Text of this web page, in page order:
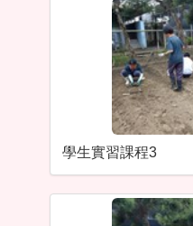
學生實習課程3